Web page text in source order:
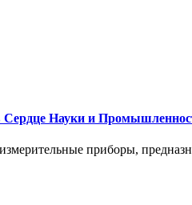
Сердце Науки и
приборы,